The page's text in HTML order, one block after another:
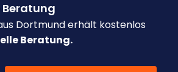
Dortmund erhält kostenlos
Beratung.